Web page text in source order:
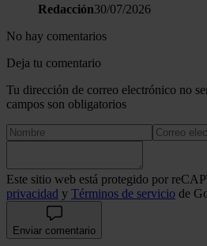
Redacción30/07/2026
No hay comentarios
Deja tu comentario
Tu dirección de correo electrónico no
campos son obligatorios
Este sitio web está protegido por
privacidad y Términos de servicio de
Enviar comentario